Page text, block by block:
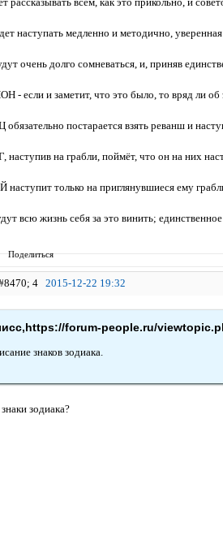
Поделиться
наступать медленно и методично,
очень долго сомневаться, и, приняв
- если и заметит, что это было, то вряд ли об
постарается взять реванш и
на грабли, поймёт, что он на них
только на приглянувшиеся ему
всю жизнь себя за это винить;
4 2015-12-22 19:32
forum-people.ru/
знаков зодиака.
зодиака?